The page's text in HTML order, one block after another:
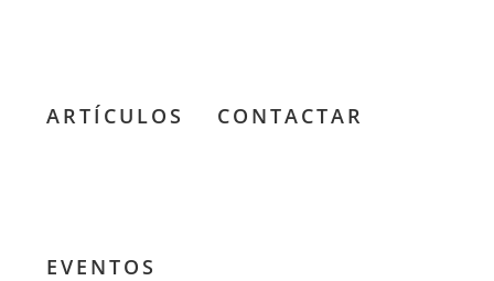
ARTÍCULOS CONTACTAR
EVENTOS
experiencial: